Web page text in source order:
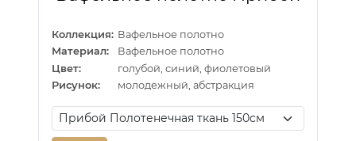
Коллекция: Вафельное полотно
Материал:
Вафельное полотно
Цвет:
голубой, синий, фиолетовый
Рисунок:
молодежный, абстракция